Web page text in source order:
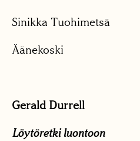
Sinikka Tuohimetsä
Äänekoski
Gerald Durrell
Löytöretki luontoon